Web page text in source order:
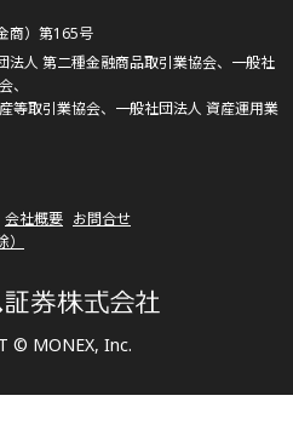
© MONEX, Inc.
商）第165号
法人 第二種金融商品取引業協会、一般社
、
等取引業協会、一般社団法人 資産運用業
会社概要 お問合せ